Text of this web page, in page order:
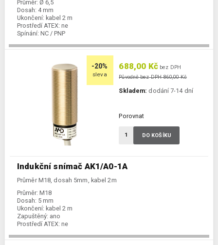
Průměr: Ø 6,5
Dosah: 4 mm
Ukončení: kabel 2 m
Prostředí ATEX: ne
Spínání: NC / PNP
-20%
sleva
Indukční snímač AK1/A0-1A
Průměr M18, dosah 5mm, kabel 2m
Průměr: M18
Dosah: 5 mm
Ukončení: kabel 2 m
Zapuštěný: ano
Prostředí ATEX: ne
688,00 Kč bez DPH
Původně bez DPH 860,00 Kč
Skladem: dodání 7-14 dní
Porovnat
DO KOŠÍKU